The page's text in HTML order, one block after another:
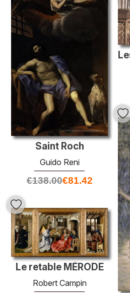
Saint Roch
Guido Reni
€138.00€81.42
Le retable MÉRODE
Robert Campin